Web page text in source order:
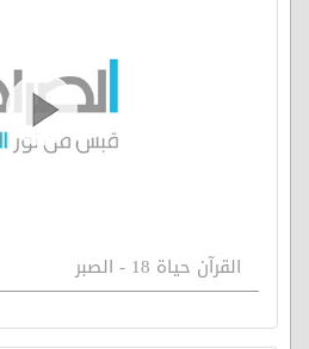
القرآن حياة 18 - الصبر